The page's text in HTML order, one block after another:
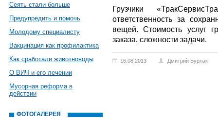
Сеять стали больше
Предупредить и помочь
Молодому специалисту
Вакцинация как профилактика
Как сработали животноводы
О ВИЧ и его лечении
Мусорная реформа в
действии
ФОТОГАЛЕРЕЯ
Грузчики
ответственность за
вещей. Стоимость услуг
заказа, сложности задачи.
16.08.2013 Дмитрий Бурлак